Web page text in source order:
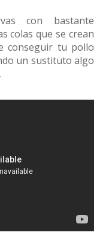
con bastante
colas que se crean
conseguir tu pollo
un sustituto algo